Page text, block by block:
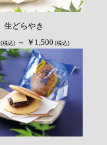
生どらやき
(税込)～ ￥1,500 (税込)